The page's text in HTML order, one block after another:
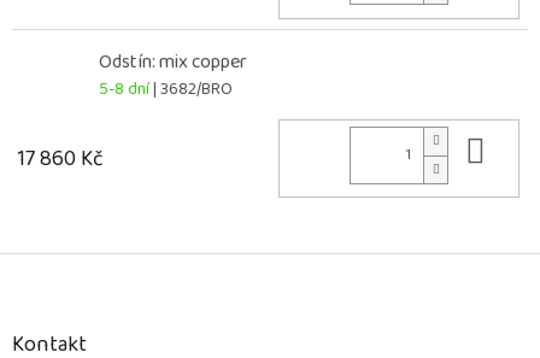
Odstín: mix copper
5-8 dní| 3682/BRO
17 860 Kč
Z
Kontakt